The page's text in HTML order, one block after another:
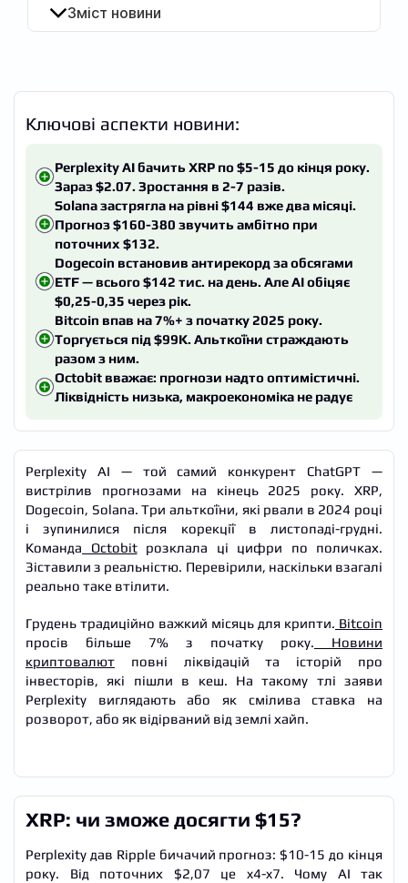
Зміст новини
Ключові аспекти новини:
Perplexity AI бачить XRP по $5-15 до кінця року.
Зараз $2.07. Зростання в 2-7 разів.
Solana застрягла на рівні $144 вже два місяці.
Прогноз $160-380 звучить амбітно при
поточних $132.
Dogecoin встановив антирекорд за обсягами
ETF — всього $142 тис. на день. Але AI обіцяє
$0,25-0,35 через рік.
Bitcoin впав на 7%+ з початку 2025 року.
Торгується під $99K. Альткоїни страждають
разом з ним.
Octobit вважає: прогнози надто оптимістичні.
Ліквідність низька, макроекономіка не радує
Perplexity AI — той самий конкурент ChatGPT —
вистрілив прогнозами на кінець 2025 року. XRP,
Dogecoin, Solana. Три альткоїни, які рвали в 2024 році
і зупинилися після корекції в листопаді-грудні.
Команда Octobitрозклала ці цифри по поличках.
Зіставили з реальністю. Перевірили, наскільки взагалі
реально таке втілити.
Грудень традиційно важкий місяць для крипти. Bitcoin
просів більше 7% з початку року. Новини
криптовалют повні ліквідацій та історій про
інвесторів, які пішли в кеш. На такому тлі заяви
Perplexity виглядають або як смілива ставка на
розворот, або як відірваний від землі хайп.
XRP: чи зможе досягти $15?
Perplexity дав Ripple бичачий прогноз: $10-15 до кінця
року. Від поточних $2,07 це x4-x7. Чому AI так